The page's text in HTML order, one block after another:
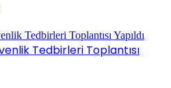
Tedbirleri Toplantısı